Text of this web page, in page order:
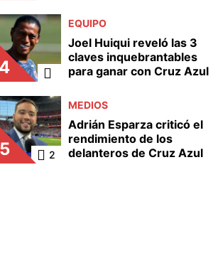
EQUIPO
Joel Huiqui reveló las 3
claves inquebrantables
para ganar con Cruz Azul
2
MEDIOS
Adrián Esparza criticó el
rendimiento de los
delanteros de Cruz Azul